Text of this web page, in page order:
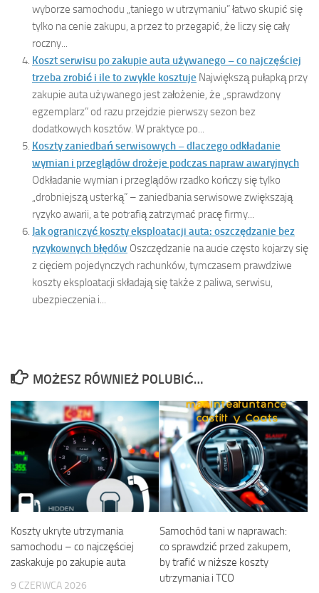
wyborze samochodu „taniego w utrzymaniu” łatwo skupić się
tylko na cenie zakupu, a przez to przegapić, że liczy się cały
roczny...
Koszt serwisu po zakupie auta używanego – co najczęściej
trzeba zrobić i ile to zwykle kosztuje Największą pułapką przy
zakupie auta używanego jest założenie, że „sprawdzony
egzemplarz” od razu przejdzie pierwszy sezon bez
dodatkowych kosztów. W praktyce po...
Koszty zaniedbań serwisowych – dlaczego odkładanie
wymian i przeglądów drożeje podczas napraw awaryjnych
Odkładanie wymian i przeglądów rzadko kończy się tylko
„drobniejszą usterką” – zaniedbania serwisowe zwiększają
ryzyko awarii, a te potrafią zatrzymać pracę firmy...
Jak ograniczyć koszty eksploatacji auta: oszczędzanie bez
ryzykownych błędów Oszczędzanie na aucie często kojarzy się
z cięciem pojedynczych rachunków, tymczasem prawdziwe
koszty eksploatacji składają się także z paliwa, serwisu,
ubezpieczenia i...
MOŻESZ RÓWNIEŻ POLUBIĆ…
Koszty ukryte utrzymania
samochodu – co najczęściej
zaskakuje po zakupie auta
9 CZERWCA 2026
Samochód tani w naprawach:
co sprawdzić przed zakupem,
by trafić w niższe koszty
utrzymania i TCO